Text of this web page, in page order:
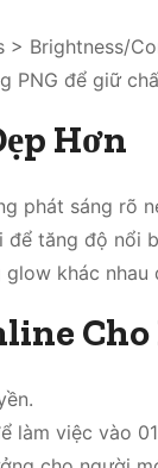
Brightness/
PNG để giữ
Hơn
phát sáng rõ
để tăng độ nổi
khác nhau
làm việc vào